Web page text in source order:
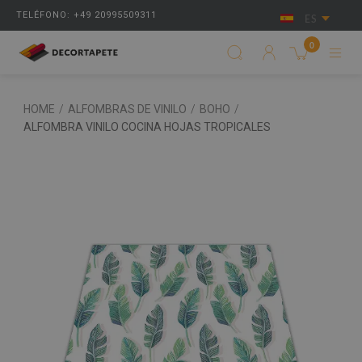
TELÉFONO: +49 20995509311 ES
0
HOME / ALFOMBRAS DE VINILO / BOHO /
ALFOMBRA VINILO COCINA HOJAS TROPICALES